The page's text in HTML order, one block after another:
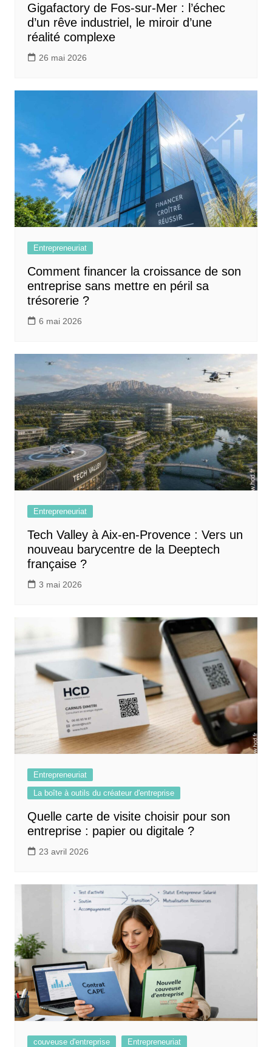
Gigafactory de Fos-sur-Mer : l’échec
d’un rêve industriel, le miroir d’une
réalité complexe
26 mai 2026
Entrepreneuriat
Comment financer la croissance de son
entreprise sans mettre en péril sa
trésorerie ?
6 mai 2026
Entrepreneuriat
Tech Valley à Aix-en-Provence : Vers un
nouveau barycentre de la Deeptech
française ?
3 mai 2026
Entrepreneuriat
La boîte à outils du créateur d'entreprise
Quelle carte de visite choisir pour son
entreprise : papier ou digitale ?
23 avril 2026
couveuse d'entreprise Entrepreneuriat